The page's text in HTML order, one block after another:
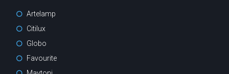
Artelamp
Citilux
Globo
Favourite